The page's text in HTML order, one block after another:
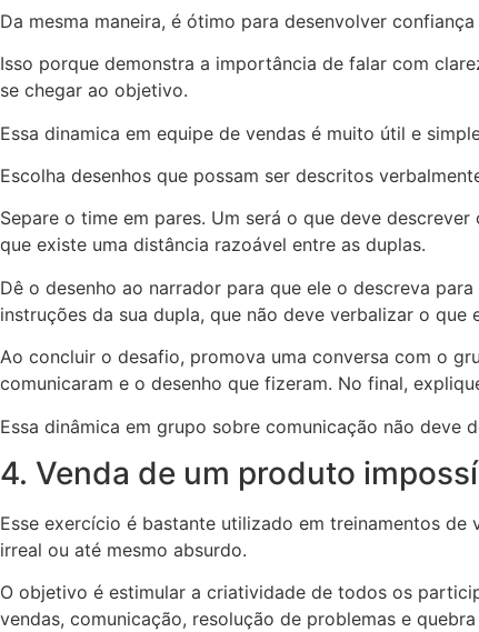
Da mesma maneira, é ótimo para desenvolver
Isso porque demonstra a importância de falar com
se chegar ao objetivo.
Essa dinamica em equipe de vendas é muito útil e
Escolha desenhos que possam ser descritos
Separe o time em pares. Um será o que deve
que existe uma distância razoável entre as duplas.
Dê o desenho ao narrador para que ele o descreva
instruções da sua dupla, que não deve verbalizar o que
Ao concluir o desafio, promova uma conversa com o
comunicaram e o desenho que fizeram. No final,
Essa dinâmica em grupo sobre comunicação não deve
4. Venda de um produto
Esse exercício é bastante utilizado em treinamentos
irreal ou até mesmo absurdo.
O objetivo é estimular a criatividade de todos os
vendas, comunicação, resolução de problemas e